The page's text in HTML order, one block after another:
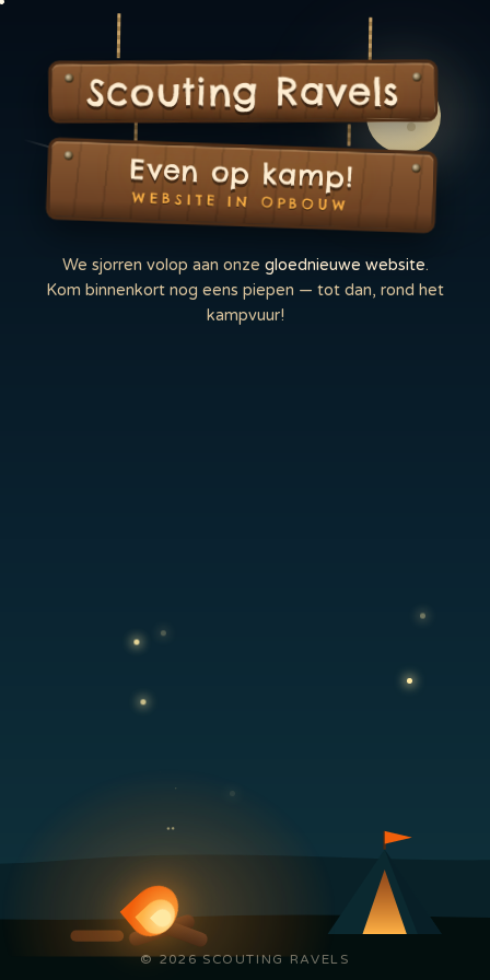
Scouting Ravels
Even op kamp!
WEBSITE IN OPBOUW
We sjorren volop aan onze gloednieuwe website.
Kom binnenkort nog eens piepen — tot dan, rond het
kampvuur!
© 2026 SCOUTING RAVELS